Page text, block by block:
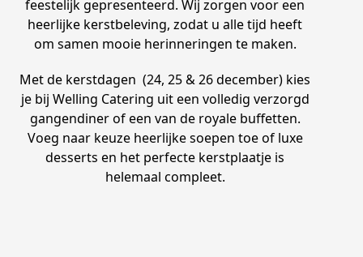
feestelijk gepresenteerd. Wij zorgen voor een
heerlijke kerstbeleving, zodat u alle tijd heeft
om samen mooie herinneringen te maken.
Met de kerstdagen (24, 25 & 26 december) kies
je bij Welling Catering uit een volledig verzorgd
gangendiner of een van de royale buffetten.
Voeg naar keuze heerlijke soepen toe of luxe
desserts en het perfecte kerstplaatje is
helemaal compleet.